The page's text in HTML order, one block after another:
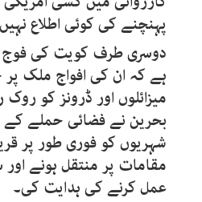
پہنچنے کی کوئی اطلاع
دوسری طرف کویت کی
ہے کہ ان کی افواج ملک پر
میزائلوں اور ڈرونز کو
بحرین نے فضائی حملے کے
شہریوں کو فوری طور پر
مقامات پر منتقل ہونے اور
عمل کرنے کی ہدایت کی۔